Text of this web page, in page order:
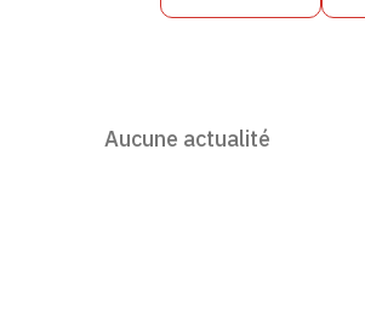
Aucune actualité